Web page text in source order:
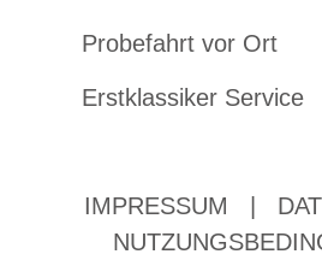
Probefahrt vor Ort
Erstklassiker Service
IMPRESSUM